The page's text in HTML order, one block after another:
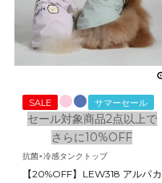
SALE サマーセール
セール対象商品2点以上で
さらに10%OFF
抗菌×冷感タンクトップ
【20%OFF】LEW318 アルパカ